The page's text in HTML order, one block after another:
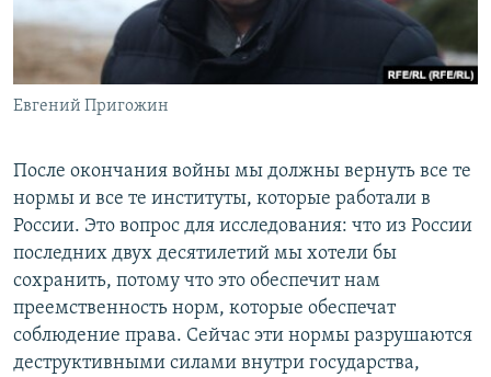
Евгений Пригожин
После окончания войны мы должны вернуть все те
нормы и все те институты, которые работали в
России. Это вопрос для исследования: что из России
последних двух десятилетий мы хотели бы
сохранить, потому что это обеспечит нам
преемственность норм, которые обеспечат
соблюдение права. Сейчас эти нормы разрушаются
деструктивными силами внутри государства,